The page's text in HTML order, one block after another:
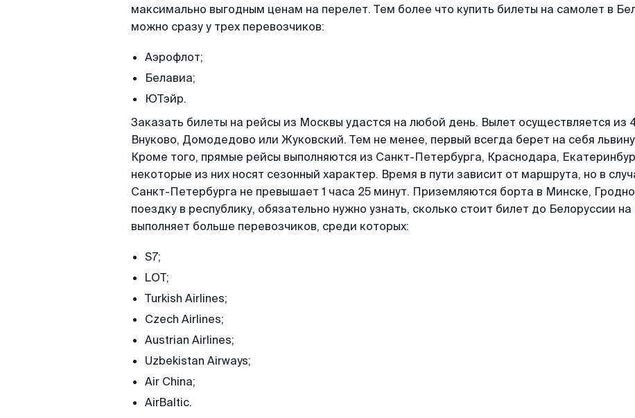
максимально выгодным ценам на перелет. Тем более что купить билеты на самолет в
можно сразу у трех перевозчиков:
Аэрофлот;
Белавиа;
ЮТэйр.
Заказать билеты на рейсы из Москвы удастся на любой день. Вылет осуществляется
Внуково, Домодедово или Жуковский. Тем не менее, первый всегда берет на себя
Кроме того, прямые рейсы выполняются из Санкт-Петербурга, Краснодара,
некоторые из них носят сезонный характер. Время в пути зависит от маршрута, но в
Санкт-Петербурга не превышает 1 часа 25 минут. Приземляются борта в Минске,
поездку в республику, обязательно нужно узнать, сколько стоит билет до Белоруссии
выполняет больше перевозчиков, среди которых:
S7;
LOT;
Turkish Airlines;
Czech Airlines;
Austrian Airlines;
Uzbekistan Airways;
Air China;
AirBaltic.